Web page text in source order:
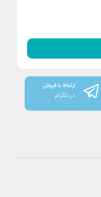
ارتباط با فروش
در تلگرام